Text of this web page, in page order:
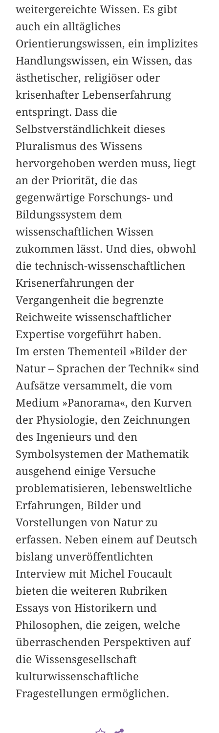
weitergereichte Wissen. Es gibt
auch ein alltägliches
Orientierungswissen, ein implizites
Handlungswissen, ein Wissen, das
ästhetischer, religiöser oder
krisenhafter Lebenserfahrung
entspringt. Dass die
Selbstverständlichkeit dieses
Pluralismus des Wissens
hervorgehoben werden muss, liegt
an der Priorität, die das
gegenwärtige Forschungs- und
Bildungssystem dem
wissenschaftlichen Wissen
zukommen lässt. Und dies, obwohl
die technisch-wissenschaftlichen
Krisenerfahrungen der
Vergangenheit die begrenzte
Reichweite wissenschaftlicher
Expertise vorgeführt haben.
Im ersten Thementeil »Bilder der
Natur – Sprachen der Technik« sind
Aufsätze versammelt, die vom
Medium »Panorama«, den Kurven
der Physiologie, den Zeichnungen
des Ingenieurs und den
Symbolsystemen der Mathematik
ausgehend einige Versuche
problematisieren, lebensweltliche
Erfahrungen, Bilder und
Vorstellungen von Natur zu
erfassen. Neben einem auf Deutsch
bislang unveröffentlichten
Interview mit Michel Foucault
bieten die weiteren Rubriken
Essays von Historikern und
Philosophen, die zeigen, welche
überraschenden Perspektiven auf
die Wissensgesellschaft
kulturwissenschaftliche
Fragestellungen ermöglichen.